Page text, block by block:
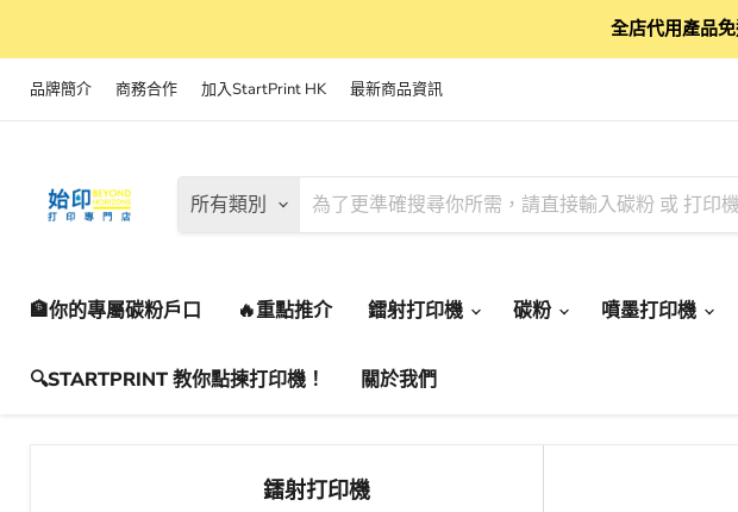
全店代用產品
品牌簡介 商務合作 加入StartPrint HK 最新商品資訊
所有類別
🏦你的專屬碳粉戶口 🔥重點推介 鐳射打印機 碳粉 噴墨打印機
🔍STARTPRINT 教你點揀打印機！ 關於我們
鐳射打印機